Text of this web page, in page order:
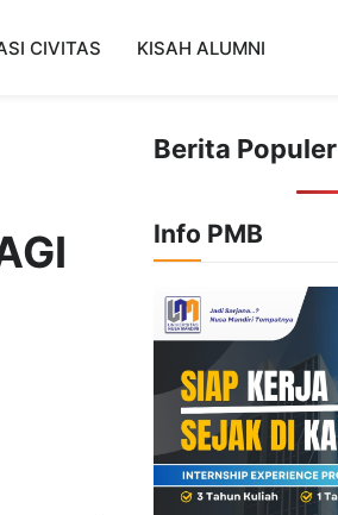
CIVITAS KISAH ALUMNI
Berita Populer
Info PMB